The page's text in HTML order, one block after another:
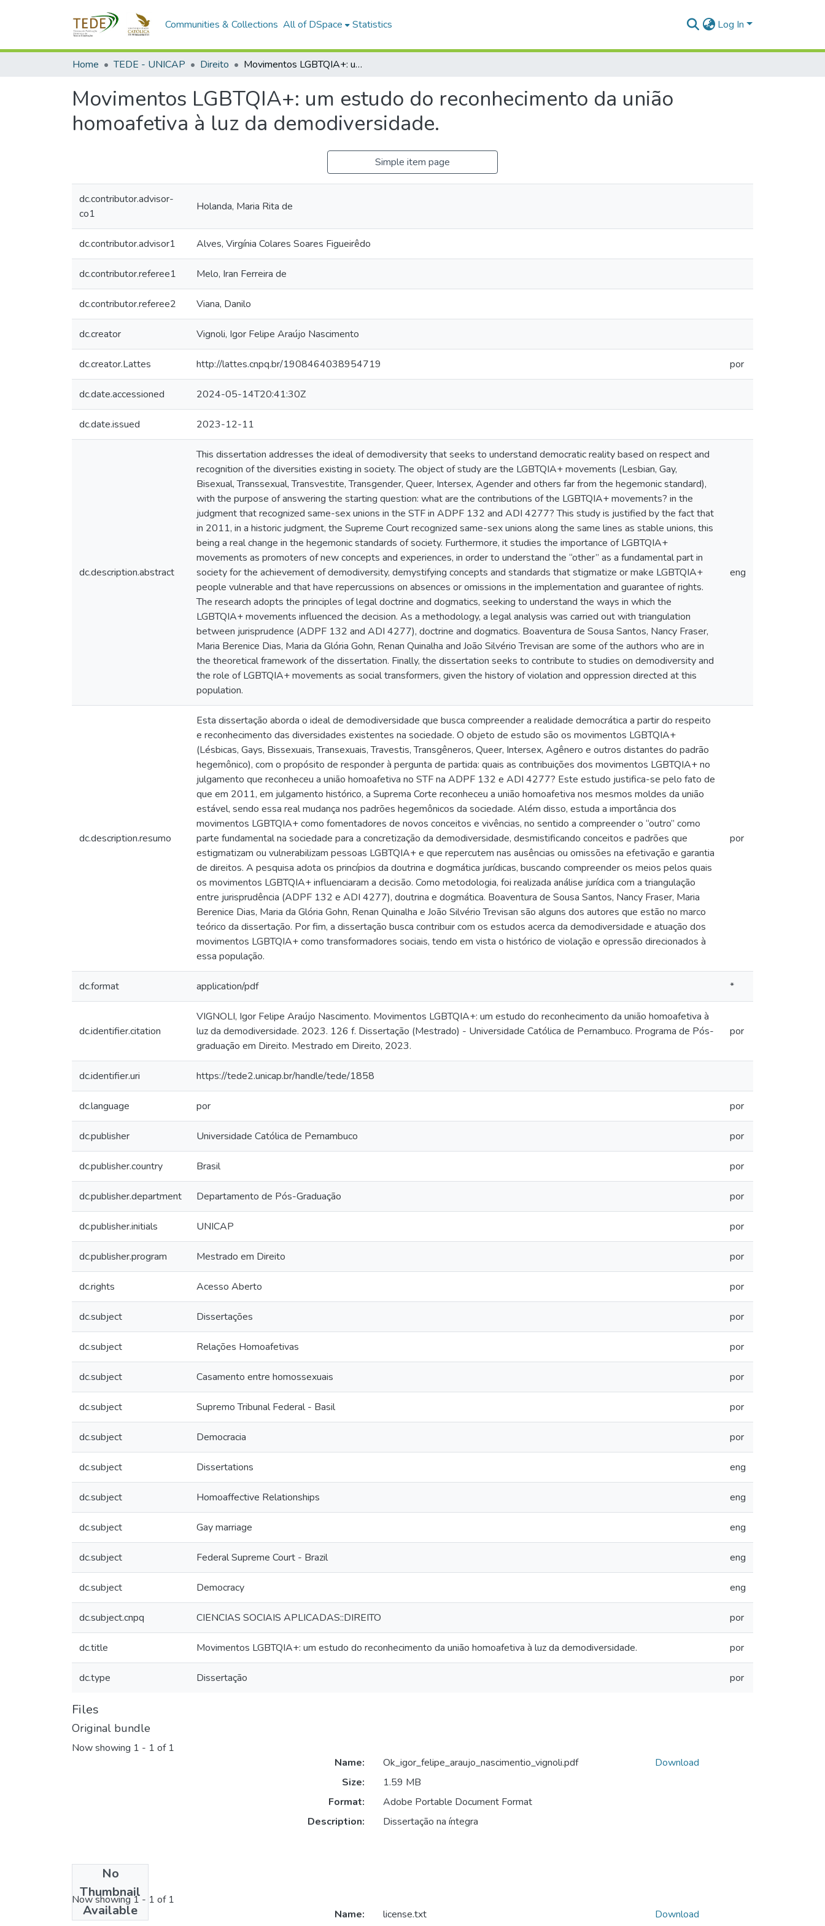
Communities & Collections All of DSpace Statistics Log In
Home TEDE - UNICAP Direito Movimentos LGBTQIA+: um estudo do reconhecimento da união homoafetiva à luz da demodiversidade.
Movimentos LGBTQIA+: um estudo do reconhecimento da união
homoafetiva à luz da demodiversidade.
Simple item page
dc.contributor.advisor-
co1
Holanda, Maria Rita de
dc.contributor.advisor1 Alves, Virgínia Colares Soares Figueirêdo
dc.contributor.referee1 Melo, Iran Ferreira de
dc.contributor.referee2 Viana, Danilo
dc.creator Vignoli, Igor Felipe Araújo Nascimento
dc.creator.Lattes http://lattes.cnpq.br/1908464038954719 por
dc.date.accessioned 2024-05-14T20:41:30Z
dc.date.issued 2023-12-11
dc.description.abstract
This dissertation addresses the ideal of demodiversity that seeks to understand democratic reality based on respect and
recognition of the diversities existing in society. The object of study are the LGBTQIA+ movements (Lesbian, Gay,
Bisexual, Transsexual, Transvestite, Transgender, Queer, Intersex, Agender and others far from the hegemonic standard),
with the purpose of answering the starting question: what are the contributions of the LGBTQIA+ movements? in the
judgment that recognized same-sex unions in the STF in ADPF 132 and ADI 4277? This study is justified by the fact that
in 2011, in a historic judgment, the Supreme Court recognized same-sex unions along the same lines as stable unions, this
being a real change in the hegemonic standards of society. Furthermore, it studies the importance of LGBTQIA+
movements as promoters of new concepts and experiences, in order to understand the “other” as a fundamental part in
society for the achievement of demodiversity, demystifying concepts and standards that stigmatize or make LGBTQIA+
people vulnerable and that have repercussions on absences or omissions in the implementation and guarantee of rights.
The research adopts the principles of legal doctrine and dogmatics, seeking to understand the ways in which the
LGBTQIA+ movements influenced the decision. As a methodology, a legal analysis was carried out with triangulation
between jurisprudence (ADPF 132 and ADI 4277), doctrine and dogmatics. Boaventura de Sousa Santos, Nancy Fraser,
Maria Berenice Dias, Maria da Glória Gohn, Renan Quinalha and João Silvério Trevisan are some of the authors who are in
the theoretical framework of the dissertation. Finally, the dissertation seeks to contribute to studies on demodiversity and
the role of LGBTQIA+ movements as social transformers, given the history of violation and oppression directed at this
population.
eng
dc.description.resumo
Esta dissertação aborda o ideal de demodiversidade que busca compreender a realidade democrática a partir do respeito
e reconhecimento das diversidades existentes na sociedade. O objeto de estudo são os movimentos LGBTQIA+
(Lésbicas, Gays, Bissexuais, Transexuais, Travestis, Transgêneros, Queer, Intersex, Agênero e outros distantes do padrão
hegemônico), com o propósito de responder à pergunta de partida: quais as contribuições dos movimentos LGBTQIA+ no
julgamento que reconheceu a união homoafetiva no STF na ADPF 132 e ADI 4277? Este estudo justifica-se pelo fato de
que em 2011, em julgamento histórico, a Suprema Corte reconheceu a união homoafetiva nos mesmos moldes da união
estável, sendo essa real mudança nos padrões hegemônicos da sociedade. Além disso, estuda a importância dos
movimentos LGBTQIA+ como fomentadores de novos conceitos e vivências, no sentido a compreender o “outro” como
parte fundamental na sociedade para a concretização da demodiversidade, desmistificando conceitos e padrões que
estigmatizam ou vulnerabilizam pessoas LGBTQIA+ e que repercutem nas ausências ou omissões na efetivação e garantia
de direitos. A pesquisa adota os princípios da doutrina e dogmática jurídicas, buscando compreender os meios pelos quais
os movimentos LGBTQIA+ influenciaram a decisão. Como metodologia, foi realizada análise jurídica com a triangulação
entre jurisprudência (ADPF 132 e ADI 4277), doutrina e dogmática. Boaventura de Sousa Santos, Nancy Fraser, Maria
Berenice Dias, Maria da Glória Gohn, Renan Quinalha e João Silvério Trevisan são alguns dos autores que estão no marco
teórico da dissertação. Por fim, a dissertação busca contribuir com os estudos acerca da demodiversidade e atuação dos
movimentos LGBTQIA+ como transformadores sociais, tendo em vista o histórico de violação e opressão direcionados à
essa população.
por
dc.format application/pdf *
dc.identifier.citation
VIGNOLI, Igor Felipe Araújo Nascimento. Movimentos LGBTQIA+: um estudo do reconhecimento da união homoafetiva à
luz da demodiversidade. 2023. 126 f. Dissertação (Mestrado) - Universidade Católica de Pernambuco. Programa de Pós-
graduação em Direito. Mestrado em Direito, 2023.
por
dc.identifier.uri https://tede2.unicap.br/handle/tede/1858
dc.language por por
dc.publisher Universidade Católica de Pernambuco por
dc.publisher.country Brasil por
dc.publisher.department Departamento de Pós-Graduação por
dc.publisher.initials UNICAP por
dc.publisher.program Mestrado em Direito por
dc.rights Acesso Aberto por
dc.subject Dissertações por
dc.subject Relações Homoafetivas por
dc.subject Casamento entre homossexuais por
dc.subject Supremo Tribunal Federal - Basil por
dc.subject Democracia por
dc.subject Dissertations eng
dc.subject Homoaffective Relationships eng
dc.subject Gay marriage eng
dc.subject Federal Supreme Court - Brazil eng
dc.subject Democracy eng
dc.subject.cnpq CIENCIAS SOCIAIS APLICADAS::DIREITO por
dc.title Movimentos LGBTQIA+: um estudo do reconhecimento da união homoafetiva à luz da demodiversidade. por
dc.type Dissertação por
Files
Original bundle
Now showing 1 - 1 of 1
No
Thumbnail
Available
Name:
Ok_igor_felipe_araujo_nascimentio_vignoli.pdf
Size:
1.59 MB
Format:
Adobe Portable Document Format
Description:
Dissertação na íntegra
Download
License bundle
Now showing1 - 1 of 1
Name:
license.txt Download